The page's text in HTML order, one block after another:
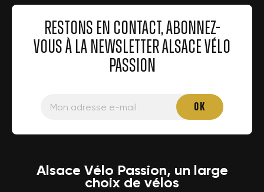
Créer une liste d'envies
Connexion
RESTONS EN CONTACT, ABONNEZ-
VOUS À LA NEWSLETTER ALSACE VÉLO
PASSION
Alsace Vélo Passion, un large
choix de vélos